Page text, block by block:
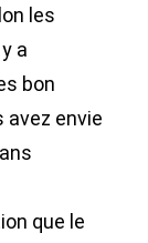
les
a
bon
avez envie
que le